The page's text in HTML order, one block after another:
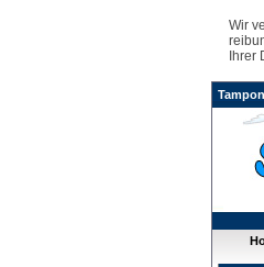
Wir
Ihrer